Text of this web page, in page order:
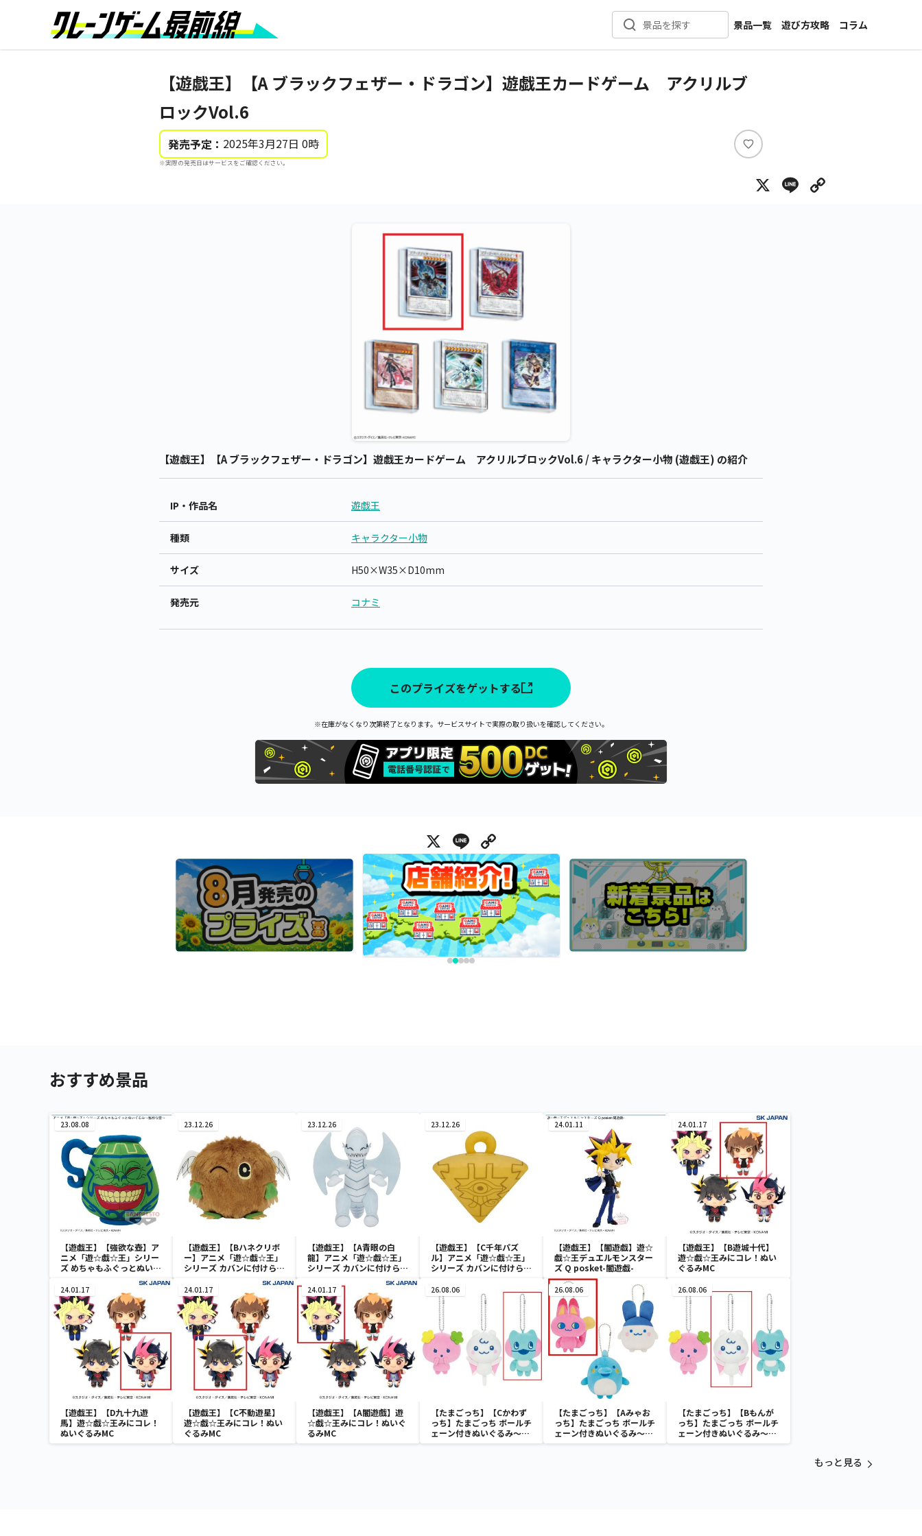
景品を探す
景品一覧
新着景品
カテゴリ一覧
遊び方攻略
コラム
インタビュー
【遊戯王】【A ブラックフェザー・ドラゴン】遊戯王カードゲーム アクリルブ
ロックVol.6
発売予定： 2025年3月27日 0時
※実際の発売日はサービスをご確認ください。
い
ね
X Line
【遊戯王】【A ブラックフェザー・ドラゴン】遊戯王カードゲーム アクリルブロックVol.6 / キャラクター小物 (遊戯王) の紹介
IP・作品名 遊戯王
種類 キャラクター小物
サイズ H50×W35×D10mm
発売元 コナミ
このプライズをゲットする
※在庫がなくなり次第終了となります。サービスサイトで実際の取り扱いを確認してください。
X Line
おすすめ景品
23.08.08
【遊戯王】【強欲な壺】ア
ニメ「遊☆戯☆王」シリー
ズ めちゃもふぐっとぬいぐ
23.12.26
【遊戯王】【Bハネクリボ
ー】アニメ「遊☆戯☆王」
シリーズ カバンに付けられ
23.12.26
【遊戯王】【A青眼の白
龍】アニメ「遊☆戯☆王」
シリーズ カバンに付けられ
23.12.26
【遊戯王】【C千年パズ
ル】アニメ「遊☆戯☆王」
シリーズ カバンに付けられ
24.01.11
【遊戯王】【闇遊戯】遊☆
戯☆王デュエルモンスター
ズ Q posket-闇遊戯-
24.01.17
【遊戯王】【B遊城十代】
遊☆戯☆王みにコレ！ぬい
ぐるみMC
24.01.17
【遊戯王】【D九十九遊
馬】遊☆戯☆王みにコレ！
ぬいぐるみMC
24.01.17
【遊戯王】【C不動遊星】
遊☆戯☆王みにコレ！ぬい
ぐるみMC
24.01.17
【遊戯王】【A闇遊戲】遊
☆戯☆王みにコレ！ぬいぐ
るみMC
26.08.06
【たまごっち】【Cかわず
っち】たまごっち ボールチ
ェーン付きぬいぐるみ～
Tamagotchi Paradise～
26.08.06
【たまごっち】【Aみゃお
っち】たまごっち ボールチ
ェーン付きぬいぐるみ～
Tamagotchi Paradise～
26.08.06
【たまごっち】【Bもんが
っち】たまごっち ボールチ
ェーン付きぬいぐるみ～
Tamagotchi Paradise～
もっと見る